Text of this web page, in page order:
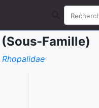
(Sous-Famille)
Rhopalidae